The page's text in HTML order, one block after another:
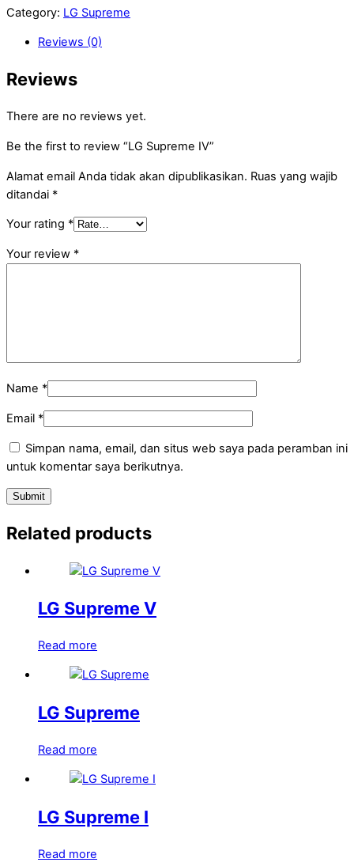
Category: LG Supreme
Reviews (0)
Reviews
There are no reviews yet.
Be the first to review “LG Supreme IV”
Alamat email Anda tidak akan dipublikasikan. Ruas yang wajib
ditandai *
Your rating *
Your review *
Name *
Email *
Simpan nama, email, dan situs web saya pada peramban ini
untuk komentar saya berikutnya.
Related products
LG Supreme V
Read more
LG Supreme
Read more
LG Supreme I
Read more